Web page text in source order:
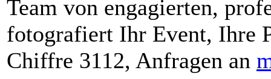
Team von engagierten,
fotografiert Ihr Event, Ihre
Chiffre 3112, Anfragen an